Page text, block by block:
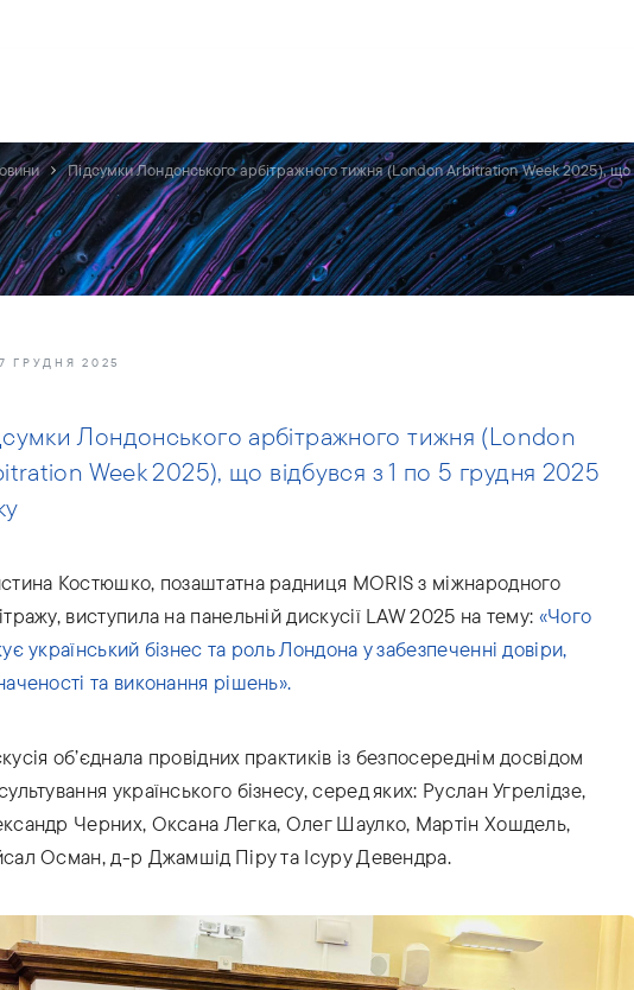
Підсумки Лондонського арбітражного тижня (London Arbitration Week 2025), що
ГРУДНЯ 2025
Лондонського арбітражного тижня (London
Week 2025), що відбувся з 1 по 5 грудня 2025
Костюшко, позаштатна радниця MORIS з міжнародного
виступила на панельній дискусії LAW 2025 на тему: «Чого
український бізнес та роль Лондона у забезпеченні довіри,
та виконання рішень».
об’єднала провідних практиків із безпосереднім досвідом
українського бізнесу, серед яких: Руслан Угрелідзе,
Черних, Оксана Легка, Олег Шаулко, Мартін Хошдель,
Осман, д-р Джамшід Піру та Ісуру Девендра.